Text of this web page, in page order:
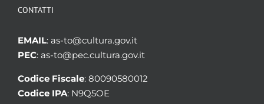
CONTATTI
EMAIL: as-to@cultura.gov.it
PEC: as-to@pec.cultura.gov.it
Codice Fiscale: 80090580012
Codice IPA: N9Q5OE